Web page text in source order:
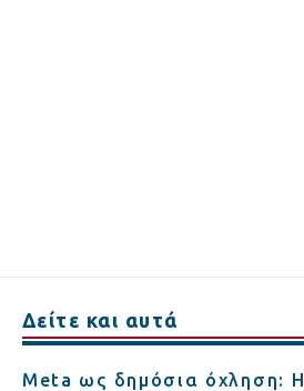
Δείτε και αυτά
Meta ως δημόσια όχληση: Η